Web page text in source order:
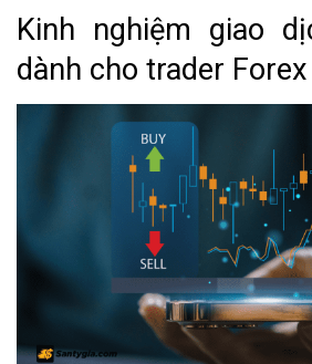
Kinh nghiệm giao
dành cho trader Forex